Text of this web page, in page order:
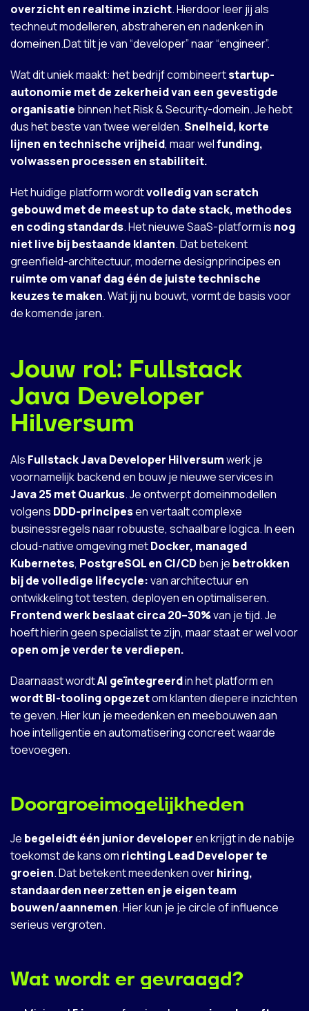
overzicht en realtime inzicht. Hierdoor leer jij als
techneut modelleren, abstraheren en nadenken in
domeinen.Dat tilt je van “developer” naar “engineer”.
Wat dit uniek maakt: het bedrijf combineertstartup-
autonomie met de zekerheid van een gevestigde
organisatie binnen het Risk & Security-domein. Je hebt
dus het beste van twee werelden.Snelheid, korte
lijnen en technische vrijheid, maar welfunding,
volwassen processen en stabiliteit.
Het huidige platform wordtvolledig van scratch
gebouwd met de meest up to date stack, methodes
en coding standards. Het nieuwe SaaS-platform is nog
niet live bij bestaande klanten. Dat betekent
greenfield-architectuur, moderne designprincipes en
ruimte om vanaf dag één de juiste technische
keuzes te maken. Wat jij nu bouwt, vormt de basis voor
de komende jaren.
Jouw rol: Fullstack
Java Developer
Hilversum
Als Fullstack Java Developer Hilversumwerk je
voornamelijk backend en bouw je nieuwe services in
Java 25 met Quarkus. Je ontwerpt domeinmodellen
volgens DDD-principesen vertaalt complexe
businessregels naar robuuste, schaalbare logica. In een
cloud-native omgeving metDocker, managed
Kubernetes, PostgreSQL en CI/CDben je betrokken
bij de volledige lifecycle:van architectuur en
ontwikkeling tot testen, deployen en optimaliseren.
Frontend werk beslaat circa 20–30%van je tijd. Je
hoeft hierin geen specialist te zijn, maar staat er wel voor
open om je verder te verdiepen.
Daarnaast wordtAI geïntegreerdin het platform en
wordt BI-tooling opgezetom klanten diepere inzichten
te geven. Hier kun je meedenken en meebouwen aan
hoe intelligentie en automatisering concreet waarde
toevoegen.
Doorgroeimogelijkheden
Je begeleidt één junior developeren krijgt in de nabije
toekomst de kans om richting Lead Developer te
groeien. Dat betekent meedenken overhiring,
standaarden neerzetten en je eigen team
bouwen/aannemen. Hier kun je je circle of influence
serieus vergroten.
Wat wordt er gevraagd?